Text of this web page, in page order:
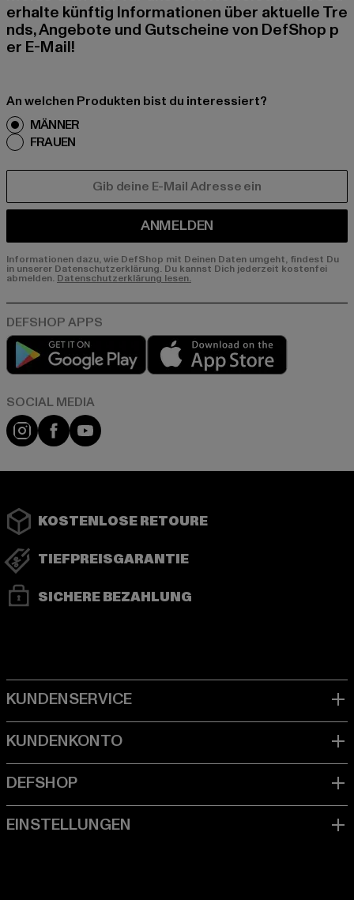
erhalte künftig Informationen über aktuelle Tre
nds, Angebote und Gutscheine von DefShop p
er E-Mail!
An welchen Produkten bist du interessiert?
MÄNNER
FRAUEN
ANMELDEN
Informationen dazu, wie DefShop mit Deinen Daten umgeht, findest Du
in unserer Datenschutzerklärung. Du kannst Dich jederzeit kostenfei
abmelden. Datenschutzerklärung lesen.
Play market
Instagram
FacebookYouTube
KOSTENLOSE RETOURE
TIEFPREISGARANTIE
SICHERE BEZAHLUNG